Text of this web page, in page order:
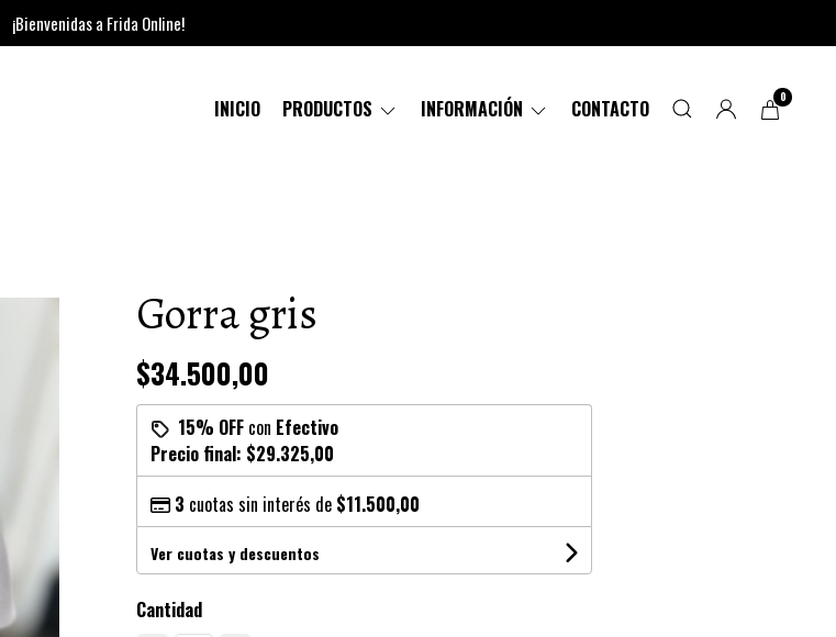
¡Bienvenidas a Frida Online!
INICIO PRODUCTOS INFORMACIÓN CONTACTO 0
Gorra gris
$34.500,00
15% OFFcon Efectivo
Precio final: $29.325,00
3 cuotas sin interés de $11.500,00
Ver cuotas y descuentos
Cantidad